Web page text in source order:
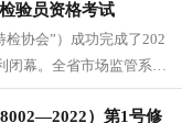
验员资格考试
协会”）成功完成了202
闭幕。全省市场监管系统
构共计100余名考...
）第1号修